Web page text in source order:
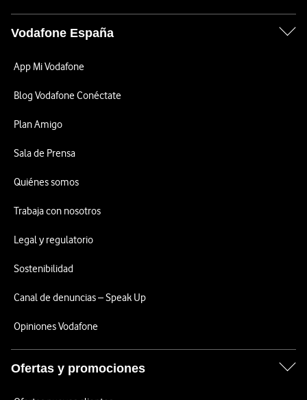
Vodafone España
App Mi Vodafone
Blog Vodafone Conéctate
Plan Amigo
Sala de Prensa
Quiénes somos
Trabaja con nosotros
Legal y regulatorio
Sostenibilidad
Canal de denuncias – Speak Up
Opiniones Vodafone
Ofertas y promociones